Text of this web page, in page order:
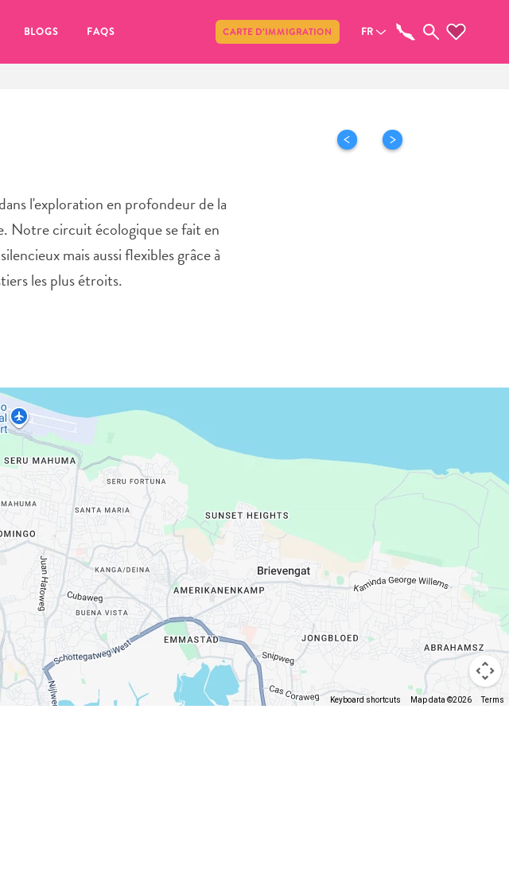
BLOGS FAQS CARTE D’IMMIGRATION FR
l'exploration en profondeur de la
Notre circuit écologique se fait en
mais aussi flexibles grâce à
les plus étroits.
Keyboard shortcuts Map data ©2026 Terms
Partager